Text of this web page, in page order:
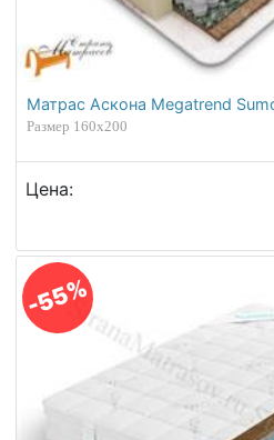
Матрас Аскона Megatrend
Размер 160х200
Цена:
-55%